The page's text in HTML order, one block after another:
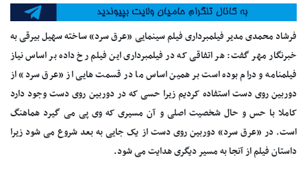
فرشاد محمدی مدیر فیلمبرداری فیلم سینمایی «عرق سرد» ساخته سهیل بیرقی به
خبرنگار مهر گفت: هر اتفاقی که در فیلمبرداری این فیلم رخ داده بر اساس نیاز
فیلمنامه و درام بوده است بر همین اساس ما در قسمت هایی از «عرق سرد» از
دوربین روی دست استفاده کردیم زیرا حسی که در دوربین روی دست وجود دارد
کاملا با حس و حال شخصیت اصلی و آن مسیری که وی پی می گیرد هماهنگ
است. در «عرق سرد» دوربین روی دست از یک جایی به بعد شروع می شود زیرا
داستان فیلم از آنجا به مسیر دیگری هدایت می شود.